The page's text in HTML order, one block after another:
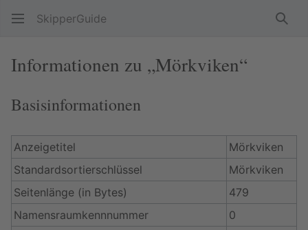
SkipperGuide
Informationen zu „Mörkviken“
Basisinformationen
Anzeigetitel
Mörkviken
Standardsortierschlüssel
Mörkviken
Seitenlänge (in Bytes)
479
Namensraumkennnummer
0